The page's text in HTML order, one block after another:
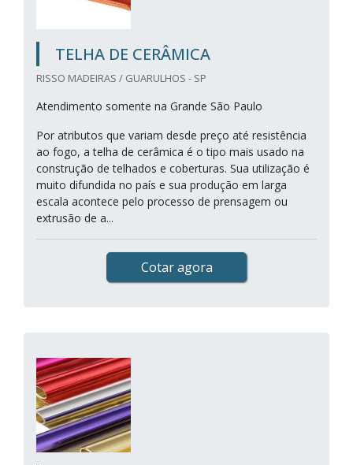
TELHA DE CERÂMICA
RISSO MADEIRAS / GUARULHOS - SP
Atendimento somente na Grande São Paulo
Por atributos que variam desde preço até resistência
ao fogo, a telha de cerâmica é o tipo mais usado na
construção de telhados e coberturas. Sua utilização é
muito difundida no país e sua produção em larga
escala acontece pelo processo de prensagem ou
extrusão de a...
Cotar agora